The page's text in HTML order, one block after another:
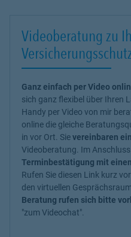
Videoberatung zu
Ganz einfach per Video
sich ganz flexibel über Ihren
Handy per Video von mir
online die gleiche
in vor Ort. Sievereinbaren
Videoberatung. Im
Terminbestätigung mit
Rufen Sie diesen Link kurz
den virtuellen
Beratung rufen sich bitte
"zum Videochat".